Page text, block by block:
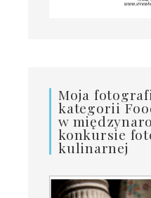
Moja
kategorii
w
konkursie
kulinarnej